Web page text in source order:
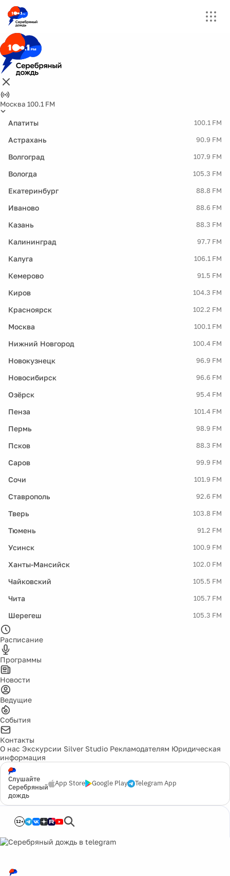
Москва 100.1 FM
Апатиты 100.1 FM
Астрахань 90.9 FM
Волгоград 107.9 FM
Вологда 105.3 FM
Екатеринбург 88.8 FM
Иваново 88.6 FM
Казань 88.3 FM
Калининград 97.7 FM
Калуга 106.1 FM
Кемерово 91.5 FM
Киров 104.3 FM
Красноярск 102.2 FM
Москва 100.1 FM
Нижний Новгород 100.4 FM
Новокузнецк 96.9 FM
Новосибирск 96.6 FM
Озёрск 95.4 FM
Пенза 101.4 FM
Пермь 98.9 FM
Псков 88.3 FM
Саров 99.9 FM
Сочи 101.9 FM
Ставрополь 92.6 FM
Тверь 103.8 FM
Тюмень 91.2 FM
Усинск 100.9 FM
Ханты-Мансийск 102.0 FM
Чайковский 105.5 FM
Чита 105.7 FM
Шерегеш 105.3 FM
Расписание
Программы
Новости
Ведущие
События
Контакты
О нас Экскурсии Silver Studio Рекламодателям Юридическая
информация
Слушайте
Серебряный
дождь
App Store Google Play Telegram App
12+